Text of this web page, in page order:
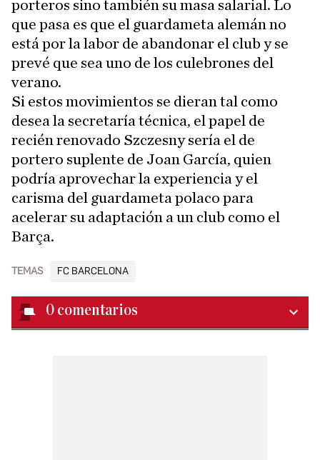
porteros sino también su masa salarial. Lo
que pasa es que el guardameta alemán no
está por la labor de abandonar el club y se
prevé que sea uno de los culebrones del
verano.
Si estos movimientos se dieran tal como
desea la secretaría técnica, el papel de
recién renovado Szczesny sería el de
portero suplente de Joan García, quien
podría aprovechar la experiencia y el
carisma del guardameta polaco para
acelerar su adaptación a un club como el
Barça.
TEMAS FC BARCELONA
0 comentarios